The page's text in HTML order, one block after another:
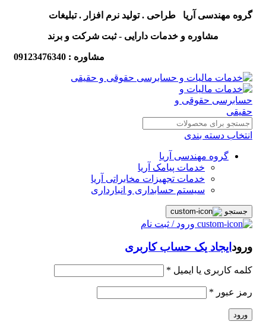
گروه مهندسی آریا طراحی . تولید نرم افزار . تبلیغات
مشاوره و خدمات دارایی - ثبت شرکت و برند
مشاوره : 09123476340
انتخاب دسته بندی
گروه مهندسی آریا
خدمات پیامک آریا
خدمات تجهیزات مخابراتی آریا
سیستم حسابداری و انبارداری
جستجو
ورود / ثبت نام
ورود ایجاد یک حساب کاربری
کلمه کاربری یا ایمیل *
رمز عبور *
ورود